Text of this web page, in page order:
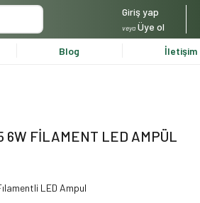
Giriş yap
veya Üye ol
Blog İletişim
6W FİLAMENT LED AMPÜL
LED Ampul